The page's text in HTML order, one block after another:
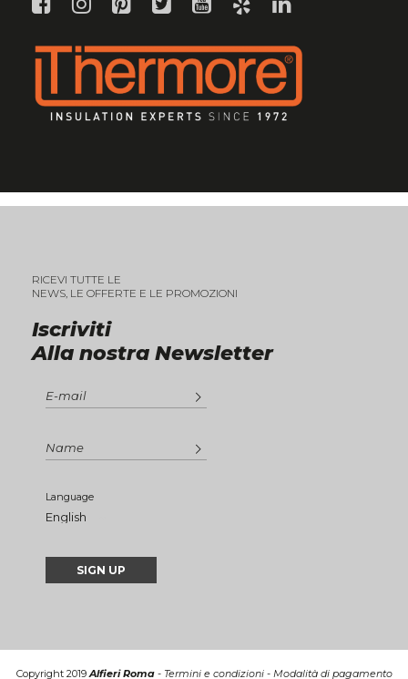
Iscriviti
Alla nostra Newsletter
RICEVI TUTTE LE
NEWS, LE OFFERTE E LE PROMOZIONI
Language
Copyright 2019Alfieri Roma- Termini e condizioni- Modalità di pagamento